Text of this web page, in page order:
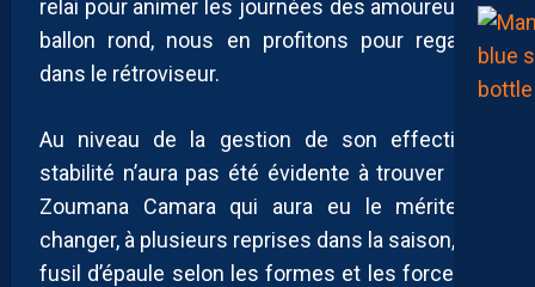
relai pour animer les journées des amoureux du
ballon rond, nous en profitons pour regarder
dans le rétroviseur.
Au niveau de la gestion de son effectif, la
stabilité n’aura pas été évidente à trouver pour
Zoumana Camara qui aura eu le mérite de
changer, à plusieurs reprises dans la saison, son
fusil d’épaule selon les formes et les forces du